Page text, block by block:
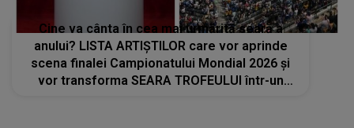
Cine va cânta în cea mai urmărită seară a
anului? LISTA ARTIȘTILOR care vor aprinde
scena finalei Campionatului Mondial 2026 și
vor transforma SEARA TROFEULUI într-un